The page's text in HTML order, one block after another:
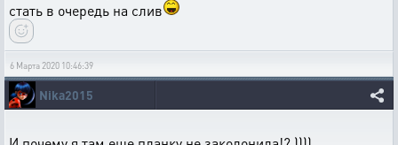
стать в очередь на слив
6 Марта 2020 10:46:39
Nika2015